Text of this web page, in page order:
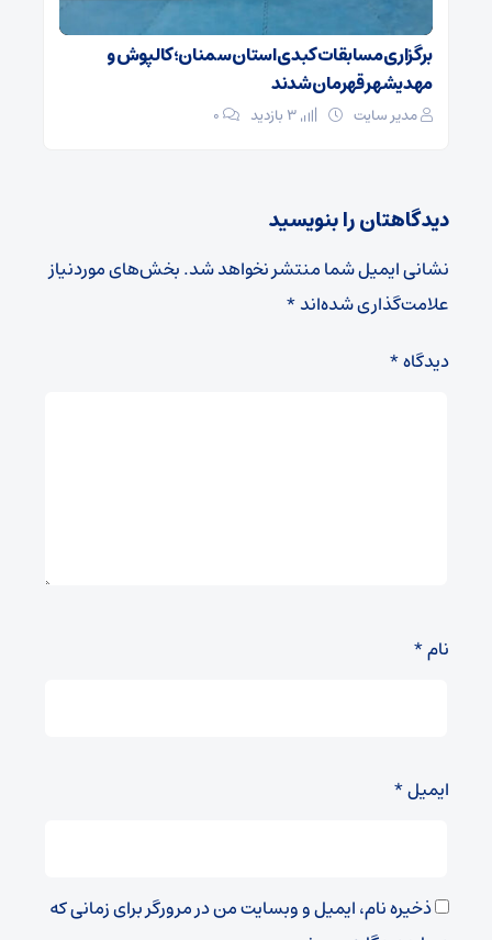
برگزاری مسابقات کبدی استان سمنان؛ کالپوش و
مهدیشهر قهرمان شدند
مدیر سایت ۰
دیدگاهتان را بنویسید
نشانی ایمیل شما منتشر نخواهد شد.بخش‌های موردنیاز
علامت‌گذاری شده‌اند*
دیدگاه*
نام*
ایمیل*
ذخیره نام، ایمیل و وبسایت من در مرورگر برای زمانی که